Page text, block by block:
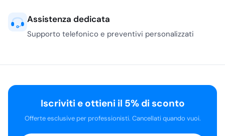
sala medicazione e
piccoli interventi. Per
destinazione d’uso
la sterilità e la
compatibilità con le
procedure interne. Chi
Assistenza dedicata
Supporto telefonico e preventivi personalizzati
Iscriviti e ottieni il 5% di sconto
Offerte esclusive per professionisti. Cancellati quando vuoi.